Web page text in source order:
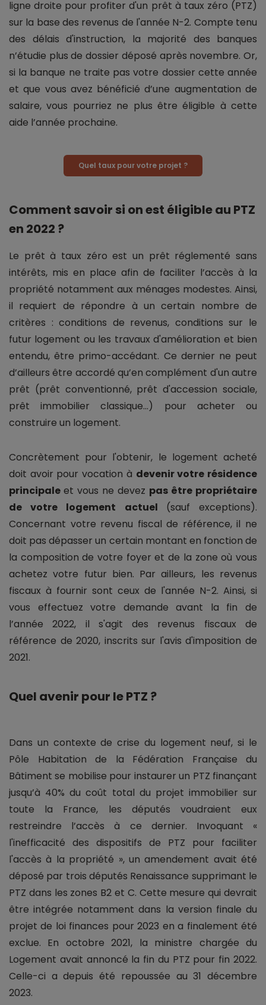
ligne droite pour profiter d'un prêt à taux zéro (PTZ)
sur la base des revenus de l'année N-2. Compte tenu
des délais d'instruction, la majorité des banques
n’étudie plus de dossier déposé après novembre. Or,
si la banque ne traite pas votre dossier cette année
et que vous avez bénéficié d’une augmentation de
salaire, vous pourriez ne plus être éligible à cette
aide l’année prochaine.
Quel taux pour votre projet ?
Comment savoir si on est éligible au PTZ
en 2022 ?
Le prêt à taux zéro est un prêt réglementé sans
intérêts, mis en place afin de faciliter l’accès à la
propriété notamment aux ménages modestes. Ainsi,
il requiert de répondre à un certain nombre de
critères : conditions de revenus, conditions sur le
futur logement ou les travaux d'amélioration et bien
entendu, être primo-accédant. Ce dernier ne peut
d’ailleurs être accordé qu’en complément d'un autre
prêt (prêt conventionné, prêt d'accession sociale,
prêt immobilier classique...) pour acheter ou
construire un logement.
Concrètement pour l'obtenir, le logement acheté
doit avoir pour vocation à devenir votre résidence
principale et vous ne devez pas être propriétaire
de votre logement actuel (sauf exceptions).
Concernant votre revenu fiscal de référence, il ne
doit pas dépasser un certain montant en fonction de
la composition de votre foyer et de la zone où vous
achetez votre futur bien. Par ailleurs, les revenus
fiscaux à fournir sont ceux de l'année N-2. Ainsi, si
vous effectuez votre demande avant la fin de
l’année 2022, il s'agit des revenus fiscaux de
référence de 2020, inscrits sur l'avis d'imposition de
2021.
Quel avenir pour le PTZ ?
Dans un contexte de crise du logement neuf, si le
Pôle Habitation de la Fédération Française du
Bâtiment se mobilise pour instaurer un PTZ finançant
jusqu’à 40% du coût total du projet immobilier sur
toute la France, les députés voudraient eux
restreindre l’accès à ce dernier. Invoquant «
l'inefficacité des dispositifs de PTZ pour faciliter
l'accès à la propriété », un amendement avait été
déposé par trois députés Renaissance supprimant le
PTZ dans les zones B2 et C. Cette mesure qui devrait
être intégrée notamment dans la version finale du
projet de loi finances pour 2023 en a finalement été
exclue. En octobre 2021, la ministre chargée du
Logement avait annoncé la fin du PTZ pour fin 2022.
Celle-ci a depuis été repoussée au 31 décembre
2023.